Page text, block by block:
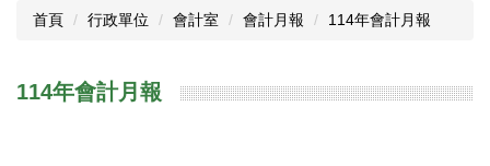
首頁 行政單位 會計室 會計月報 114年會計月報
114年會計月報